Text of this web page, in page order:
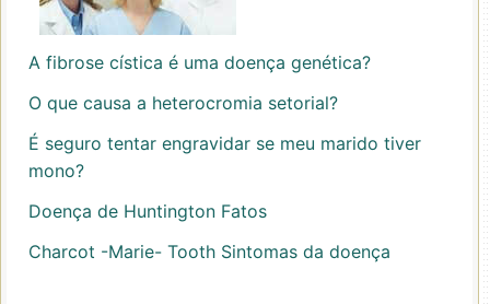
A fibrose cística é uma doença genética?
O que causa a heterocromia setorial?
É seguro tentar engravidar se meu marido tiver
mono?
Doença de Huntington Fatos
Charcot -Marie- Tooth Sintomas da doença